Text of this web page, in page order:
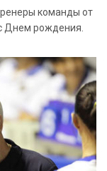
команды от
Днем рождения.